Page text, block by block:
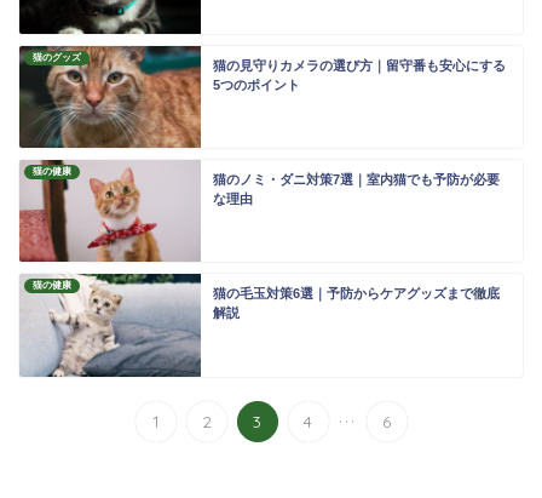
猫のグッズ
猫の見守りカメラの選び方｜留守番も安心にする
5つのポイント
猫の健康
猫のノミ・ダニ対策7選｜室内猫でも予防が必要
な理由
猫の健康
猫の毛玉対策6選｜予防からケアグッズまで徹底
解説
1 2 3 4 ... 6